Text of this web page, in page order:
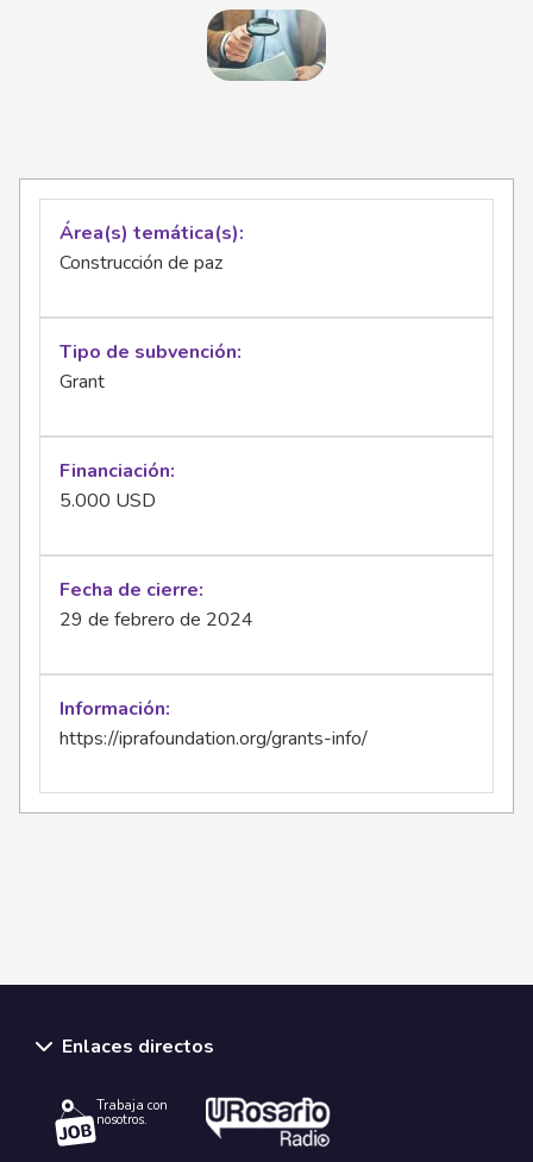
Área(s) temática(s)
Construcción de paz
Tipo de subvención
Grant
Financiación
5.000 USD
Fecha de cierre
29 de febrero de 2024
Información
https://iprafoundation.org/grants-info/
Enlaces directos
Trabaja con
nosotros.